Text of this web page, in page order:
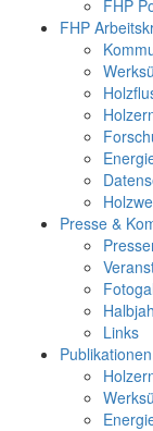
FHP
FHP
Presse &
Links
Publikationen